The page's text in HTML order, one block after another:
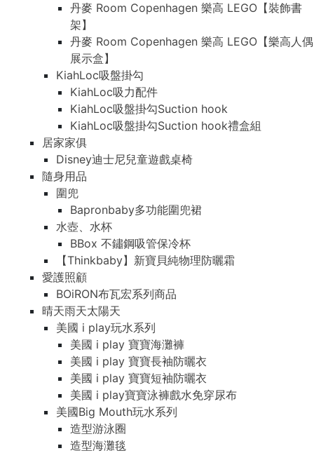
丹麥 Room Copenhagen 樂高 LEGO【裝飾書
架】
丹麥 Room Copenhagen 樂高 LEGO【樂高人偶
展示盒】
KiahLoc吸盤掛勾
KiahLoc吸力配件
KiahLoc吸盤掛勾Suction hook
KiahLoc吸盤掛勾Suction hook禮盒組
居家家俱
Disney迪士尼兒童遊戲桌椅
隨身用品
圍兜
Bapronbaby多功能圍兜裙
水壺、水杯
BBox 不鏽鋼吸管保冷杯
【Thinkbaby】新寶貝純物理防曬霜
愛護照顧
BOiRON布瓦宏系列商品
晴天雨天太陽天
美國 i play玩水系列
美國 i play 寶寶海灘褲
美國 i play 寶寶長袖防曬衣
美國 i play 寶寶短袖防曬衣
美國 i play寶寶泳褲戲水免穿尿布
美國Big Mouth玩水系列
造型游泳圈
造型海灘毯